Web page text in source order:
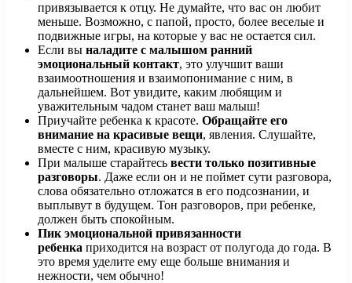
привязывается к отцу. Не думайте, что вас он любит
меньше. Возможно, с папой, просто, более веселые и
подвижные игры, на которые у вас не остается сил.
Если вы наладите с малышом ранний
эмоциональный контакт, это улучшит ваши
взаимоотношения и взаимопонимание с ним, в
дальнейшем. Вот увидите, каким любящим и
уважительным чадом станет ваш малыш!
Приучайте ребенка к красоте. Обращайте его
внимание на красивые вещи, явления. Слушайте,
вместе с ним, красивую музыку.
При малыше старайтесь вести только позитивные
разговоры. Даже если он и не поймет сути разговора,
слова обязательно отложатся в его подсознании, и
выплывут в будущем. Тон разговоров, при ребенке,
должен быть спокойным.
Пик эмоциональной привязанности
ребенка приходится на возраст от полугода до года. В
это время уделите ему еще больше внимания и
нежности, чем обычно!